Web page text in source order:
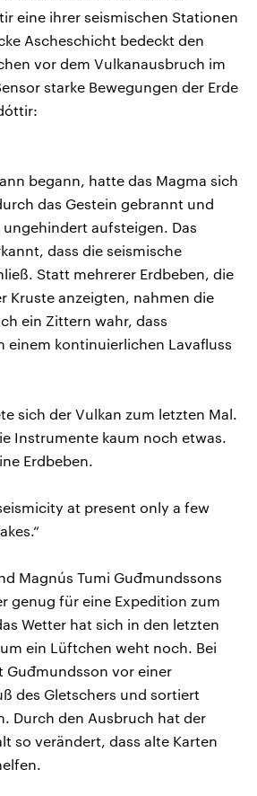
eine ihrer seismischen Stationen
Ascheschicht bedeckt den
vor dem Vulkanausbruch im
starke Bewegungen der Erde
begann, hatte das Magma sich
das Gestein gebrannt und
aufsteigen. Das
dass die seismische
Statt mehrerer Erdbeben, die
Kruste anzeigten, nahmen die
ein Zittern wahr, dass
einem kontinuierlichen Lavafluss
sich der Vulkan zum letzten Mal.
Instrumente kaum noch etwas.
Erdbeben.
at present only a few
Magnús Tumi Guđmundssons
genug für eine Expedition zum
Wetter hat sich in den letzten
ein Lüftchen weht noch. Bei
Guđmundsson vor einer
des Gletschers und sortiert
Durch den Ausbruch hat der
so verändert, dass alte Karten